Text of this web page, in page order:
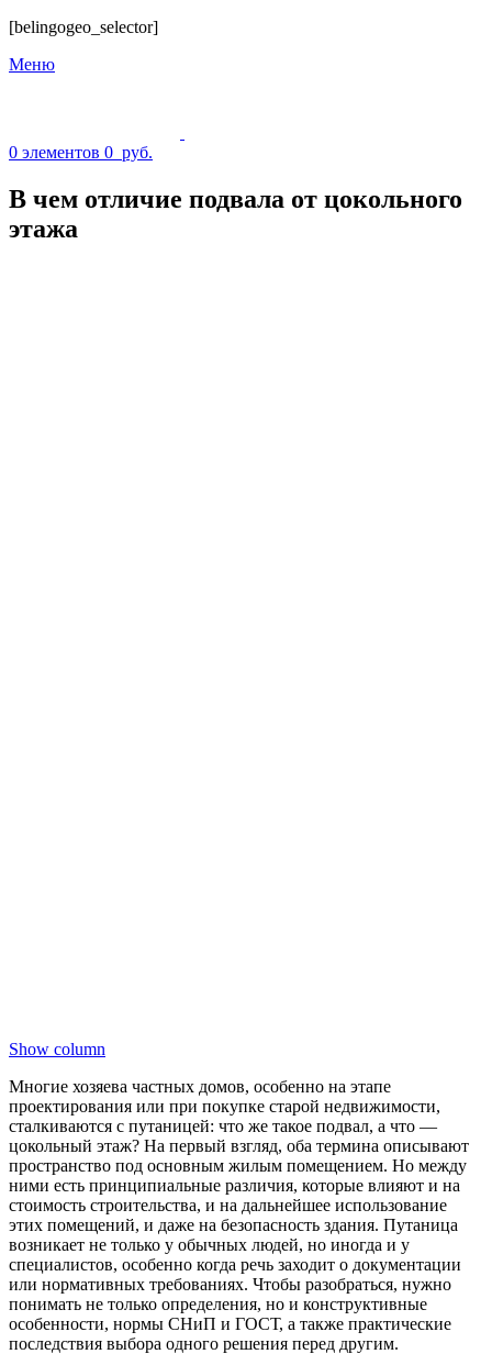
[belingogeo_selector]
Меню
0 элементов 0 руб.
В чем отличие подвала от цокольного
этажа
Show column
Многие хозяева частных домов, особенно на этапе
проектирования или при покупке старой недвижимости,
сталкиваются с путаницей: что же такое подвал, а что —
цокольный этаж? На первый взгляд, оба термина описывают
пространство под основным жилым помещением. Но между
ними есть принципиальные различия, которые влияют и на
стоимость строительства, и на дальнейшее использование
этих помещений, и даже на безопасность здания. Путаница
возникает не только у обычных людей, но иногда и у
специалистов, особенно когда речь заходит о документации
или нормативных требованиях. Чтобы разобраться, нужно
понимать не только определения, но и конструктивные
особенности, нормы СНиП и ГОСТ, а также практические
последствия выбора одного решения перед другим.